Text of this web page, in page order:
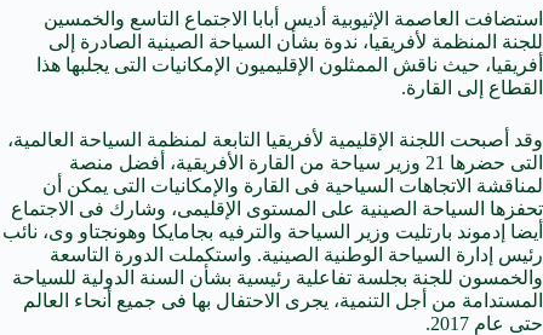
استضافت العاصمة الإثيوبية أديس أبابا الاجتماع التاسع والخمسين
للجنة المنظمة لأفريقيا، ندوة بشأن السياحة الصينية الصادرة إلى
أفريقيا، حيث ناقش الممثلون الإقليميون الإمكانيات التى يجلبها هذا
القطاع إلى القارة.
وقد أصبحت اللجنة الإقليمية لأفريقيا التابعة لمنظمة السياحة العالمية،
التى حضرها 21 وزير سياحة من القارة الأفريقية، أفضل منصة
لمناقشة الاتجاهات السياحية فى القارة والإمكانيات التى يمكن أن
تحفزها السياحة الصينية على المستوى الإقليمى، وشارك فى الاجتماع
أيضا إدموند بارتليت وزير السياحة والترفيه بجامايكا وهونجتاو وى، نائب
رئيس إدارة السياحة الوطنية الصينية. واستكملت الدورة التاسعة
والخمسون للجنة بجلسة تفاعلية رئيسية بشأن السنة الدولية للسياحة
المستدامة من أجل التنمية، يجرى الاحتفال بها فى جميع أنحاء العالم
حتى عام 2017.